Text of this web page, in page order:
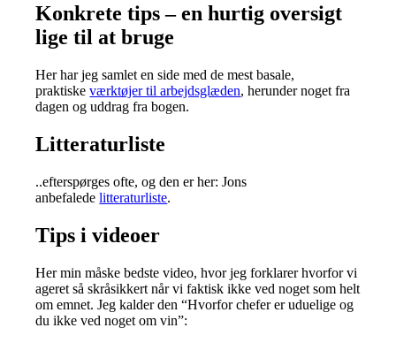
Konkrete tips – en hurtig oversigt
lige til at bruge
Her har jeg samlet en side med de mest basale,
praktiskeværktøjer til arbejdsglæden, herunder noget fra
dagen og uddrag fra bogen.
Litteraturliste
..efterspørges ofte, og den er her: Jons
anbefaledelitteraturliste.
Tips i videoer
Her min måske bedste video, hvor jeg forklarer hvorfor vi
ageret så skråsikkert når vi faktisk ikke ved noget som helt
om emnet. Jeg kalder den “Hvorfor chefer er uduelige og
du ikke ved noget om vin”: